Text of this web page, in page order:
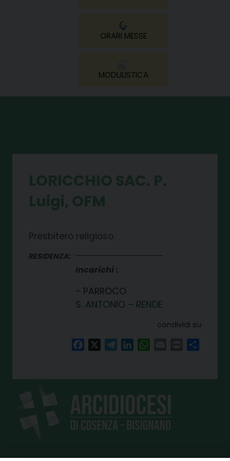
ORARI MESSE
MODULISTICA
Presbitero religioso
RESIDENZA:
Incarichi
PARROCO
S. ANTONIO – RENDE
condividi su
FacebookTelegramLinkedInWhatsAppPrint